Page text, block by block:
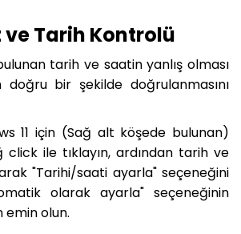
ve Tarih Kontrolü
tarih ve saatin yanlış olması
doğru bir şekilde doğrulanmasını
11 için (Sağ alt köşede bulunan)
click ile tıklayın, ardından tarih ve
"Tarihi/saati ayarla" seçeneğini
olarak ayarla" seçeneğinin
olun.